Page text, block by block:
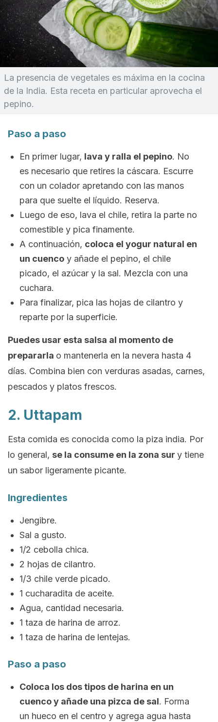
La presencia de vegetales es máxima en la cocina
de la India. Esta receta en particular aprovecha el
pepino.
Paso a paso
En primer lugar, lava y ralla el pepino. No
es necesario que retires la cáscara. Escurre
con un colador apretando con las manos
para que suelte el líquido. Reserva.
Luego de eso, lava el chile, retira la parte no
comestible y pica finamente.
A continuación, coloca el yogur natural en
un cuenco y añade el pepino, el chile
picado, el azúcar y la sal. Mezcla con una
cuchara.
Para finalizar, pica las hojas de cilantro y
reparte por la superficie.
Puedes usar esta salsa al momento de
prepararla o mantenerla en la nevera hasta 4
días. Combina bien con verduras asadas, carnes,
pescados y platos frescos.
2. Uttapam
Esta comida es conocida como la piza india. Por
lo general, se la consume en la zona sur y tiene
un sabor ligeramente picante.
Ingredientes
Jengibre.
Sal a gusto.
1/2 cebolla chica.
2 hojas de cilantro.
1/3 chile verde picado.
1 cucharadita de aceite.
Agua, cantidad necesaria.
1 taza de harina de arroz.
1 taza de harina de lentejas.
Paso a paso
Coloca los dos tipos de harina en un
cuenco y añade una pizca de sal. Forma
un hueco en el centro y agrega agua hasta